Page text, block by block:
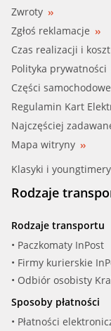
Zwroty
Zgłoś reklamacje
Czas realizacji i
Polityka prywatności
Części
Regulamin Kart
Najczęściej
Mapa witryny
Klasyki i
Rodzaje
Rodzaje transportu
• Paczkomaty InPost
• Firmy kurierskie
• Odbiór osobisty
Sposoby płatności
• Płatności